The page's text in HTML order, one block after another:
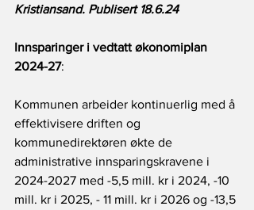
Kristiansand. Publisert 18.6.24
Innsparinger i vedtatt økonomiplan
2024-27:
Kommunen arbeider kontinuerlig med å
effektivisere driften og
kommunedirektøren økte de
administrative innsparingskravene i
2024-2027 med -5,5 mill. kr i 2024, -10
mill. kr i 2025, - 11 mill. kr i 2026 og -13,5